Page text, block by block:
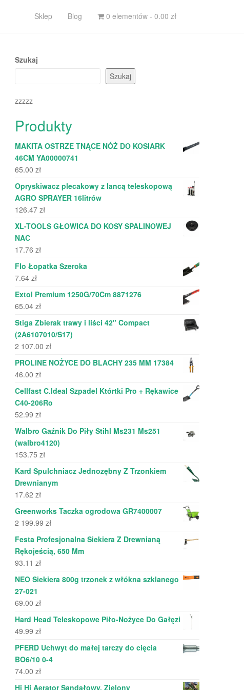
Sklep Blog 0 elementów - 0.00 zł
Szukaj
Szukaj
zzzzz
Produkty
MAKITA OSTRZE TNĄCE NÓŻ DO KOSIARK
46CM YA00000741
65.00 zł
Opryskiwacz plecakowy z lancą teleskopową
AGRO SPRAYER 16litrów
126.47 zł
XL-TOOLS GŁOWICA DO KOSY SPALINOWEJ
NAC
17.76 zł
Flo Łopatka Szeroka
7.64 zł
Extol Premium 1250G/70Cm 8871276
65.04 zł
Stiga Zbierak trawy i liści 42" Compact
(2A6107010/S17)
2 107.00 zł
PROLINE NOŻYCE DO BLACHY 235 MM 17384
46.00 zł
Cellfast C.Ideal Szpadel Którtki Pro + Rękawice
C40-206Ro
52.99 zł
Walbro Gaźnik Do Piły Stihl Ms231 Ms251
(walbro4120)
153.75 zł
Kard Spulchniacz Jednozębny Z Trzonkiem
Drewnianym
17.62 zł
Greenworks Taczka ogrodowa GR7400007
2 199.99 zł
Festa Profesjonalna Siekiera Z Drewnianą
Rękojeścią, 650 Mm
93.11 zł
NEO Siekiera 800g trzonek z włókna szklanego
27-021
69.00 zł
Hard Head Teleskopowe Piło-Nożyce Do Gałęzi
49.99 zł
PFERD Uchwyt do małej tarczy do cięcia
BO6/10 0-4
74.00 zł
Hi Hi Aerator Sandałowy, Zielony